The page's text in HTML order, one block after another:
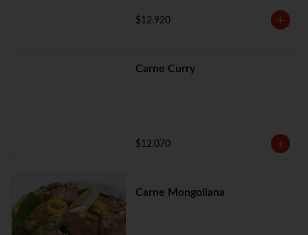
$12.920
Carne Curry
$12.070
Carne Mongoliana